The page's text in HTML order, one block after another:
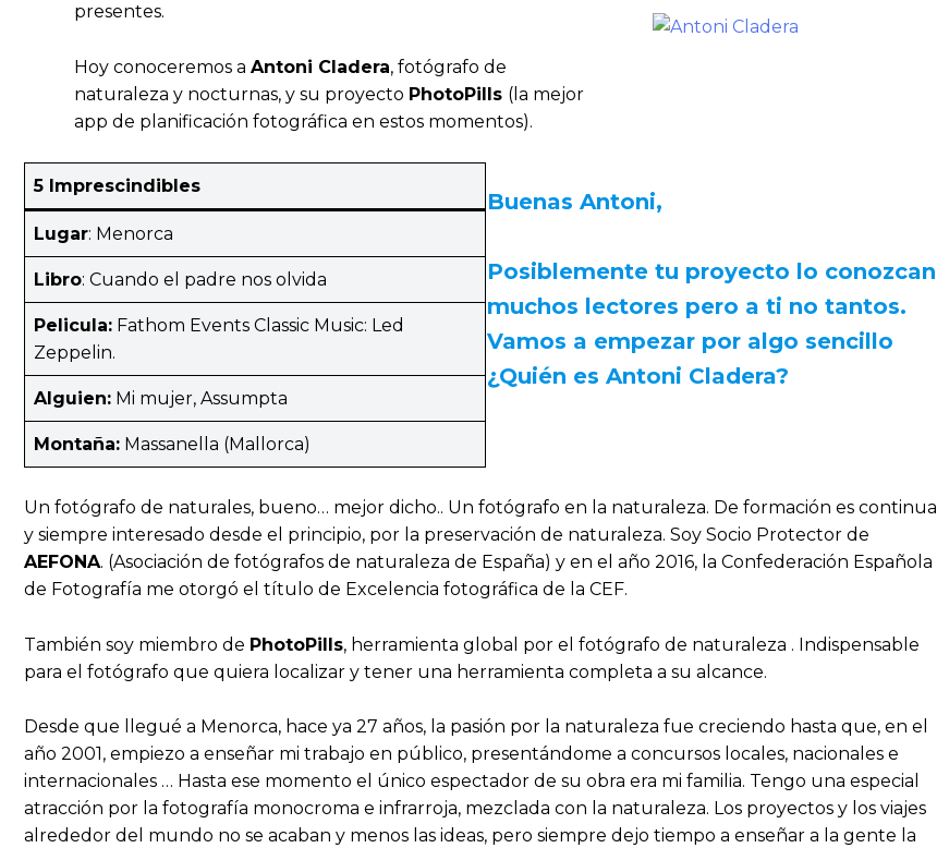
presentes.
Hoy conoceremos aAntoni Cladera, fotógrafo de
naturaleza y nocturnas, y su proyecto PhotoPills (la mejor
app de planificación fotográfica en estos momentos).
5 Imprescindibles
Lugar: Menorca
Libro: Cuando el padre nos olvida
Pelicula: Fathom Events Classic Music: Led
Zeppelin.
Alguien: Mi mujer, Assumpta
Montaña: Massanella (Mallorca)
Buenas Antoni,
Posiblemente tu proyecto lo conozcan
muchos lectores pero a ti no tantos.
Vamos a empezar por algo sencillo
¿Quién es Antoni Cladera?
Un fotógrafo de naturales, bueno… mejor dicho.. Un fotógrafo en la naturaleza. De formación es continua
y siempre interesado desde el principio, por la preservación de naturaleza. Soy Socio Protector de
AEFONA. (Asociación de fotógrafos de naturaleza de España) y en el año 2016, la Confederación Española
de Fotografía me otorgó el título de Excelencia fotográfica de la CEF.
También soy miembro de PhotoPills, herramienta global por el fotógrafo de naturaleza . Indispensable
para el fotógrafo que quiera localizar y tener una herramienta completa a su alcance.
Desde que llegué a Menorca, hace ya 27 años, la pasión por la naturaleza fue creciendo hasta que, en el
año 2001, empiezo a enseñar mi trabajo en público, presentándome a concursos locales, nacionales e
internacionales … Hasta ese momento el único espectador de su obra era mi familia. Tengo una especial
atracción por la fotografía monocroma e infrarroja, mezclada con la naturaleza. Los proyectos y los viajes
alrededor del mundo no se acaban y menos las ideas, pero siempre dejo tiempo a enseñar a la gente la